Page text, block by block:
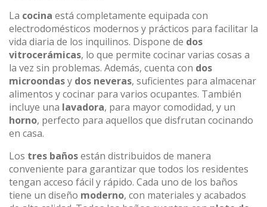
La cocina está completamente equipada con
electrodomésticos modernos y prácticos para facilitar la
vida diaria de los inquilinos. Dispone de dos
vitrocerámicas, lo que permite cocinar varias cosas a
la vez sin problemas. Además, cuenta con dos
microondasy dos neveras, suficientes para almacenar
alimentos y cocinar para varios ocupantes. También
incluye una lavadora, para mayor comodidad, y un
horno, perfecto para aquellos que disfrutan cocinando
en casa.
Los tres bañosestán distribuidos de manera
conveniente para garantizar que todos los residentes
tengan acceso fácil y rápido. Cada uno de los baños
tiene un diseño moderno, con materiales y acabados